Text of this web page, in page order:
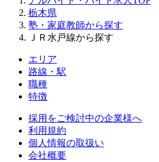
栃木県
塾・家庭教師から探す
ＪＲ水戸線から探す
エリア
路線・駅
職種
特徴
採用をご検討中の企業様へ
利用規約
個人情報の取扱い
会社概要